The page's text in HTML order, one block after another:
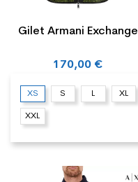
Gilet Armani Exchange
170,00 €
XS S L XL
XXL